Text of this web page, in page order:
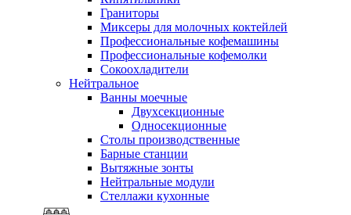
Граниторы
Миксеры для молочных коктейлей
Профессиональные кофемашины
Профессиональные кофемолки
Сокоохладители
Нейтральное
Ванны моечные
Двухсекционные
Односекционные
Столы производственные
Барные станции
Вытяжные зонты
Нейтральные модули
Стеллажи кухонные